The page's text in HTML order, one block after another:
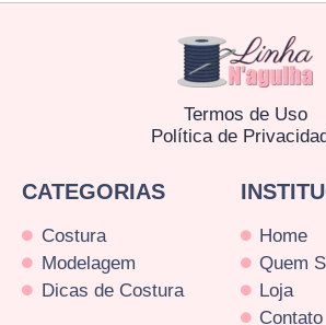
Termos de Uso
Política de
CATEGORIAS
Costura
Modelagem
Dicas de Costura
Home
Quem
Loja
Contato